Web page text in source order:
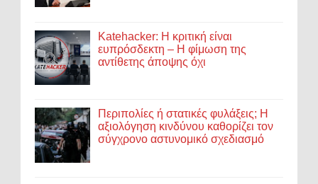
Katehacker: Η κριτική είναι
ευπρόσδεκτη – Η φίμωση της
αντίθετης άποψης όχι
Περιπολίες ή στατικές φυλάξεις; Η
αξιολόγηση κινδύνου καθορίζει τον
σύγχρονο αστυνομικό σχεδιασμό